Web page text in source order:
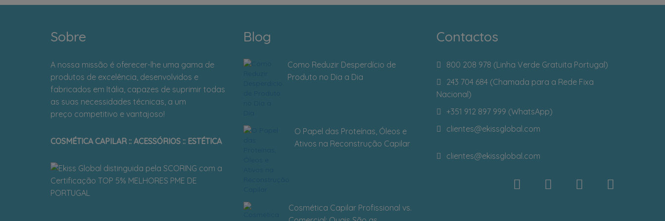
Sobre
A nossa missão é oferecer-lhe uma gama de
produtos de excelência, desenvolvidos e
fabricados em Itália, capazes de suprimir todas
as suas necessidades técnicas, a um
preço competitivo e vantajoso!
COSMÉTICA CAPILAR :: ACESSÓRIOS :: ESTÉTICA
Blog
Como Reduzir Desperdício de
Produto no Dia a Dia
O Papel das Proteínas, Óleos e
Ativos na Reconstrução Capilar
Cosmética Capilar Profissional vs.
Contactos
800 208 978 (Linha Verde Gratuita Portugal)
243 704 684 (Chamada para a Rede Fixa
Nacional)
+351 912 897 999 (WhatsApp)
clientes@ekissglobal.com
clientes@ekissglobal.com